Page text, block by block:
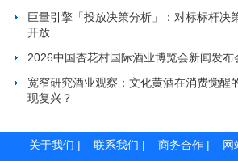
巨量引擎「投放决策分析」：对标标杆决
开放
2026中国杏花村国际酒业博览会新闻发布
宽窄研究酒业观察：文化黄酒在消费觉醒
现复兴？
关于我们 | 联系我们 | 商务合作 | 网